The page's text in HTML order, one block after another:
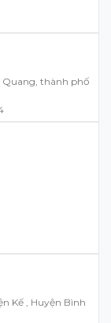
Quang, thành phố
Kế , Huyện Bình